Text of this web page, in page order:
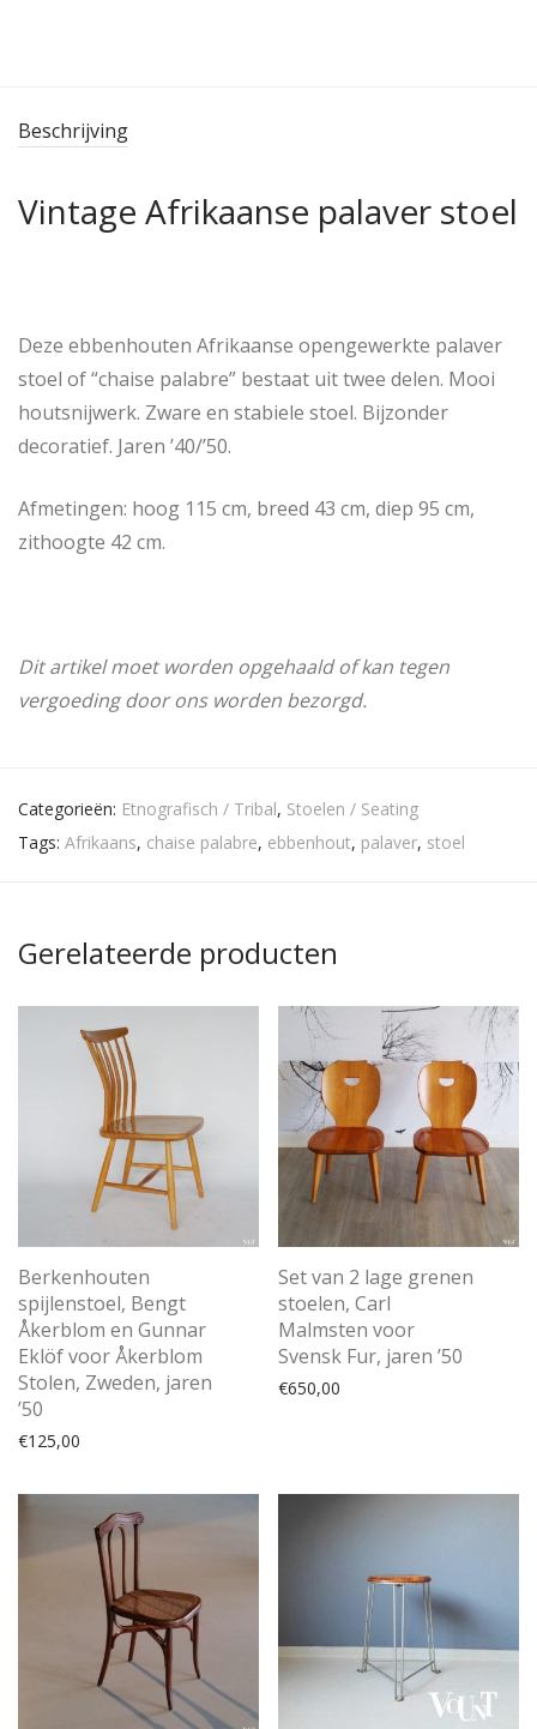
Beschrijving
Vintage Afrikaanse palaver stoel
Deze ebbenhouten Afrikaanse opengewerkte palaver
stoel of “chaise palabre” bestaat uit twee delen. Mooi
houtsnijwerk. Zware en stabiele stoel. Bijzonder
decoratief. Jaren ’40/’50.
Afmetingen: hoog 115 cm, breed 43 cm, diep 95 cm,
zithoogte 42 cm.
Dit artikel moet worden opgehaald of kan tegen
vergoeding door ons worden bezorgd.
Categorieën: Etnografisch / Tribal, Stoelen / Seating
Tags: Afrikaans, chaise palabre, ebbenhout, palaver, stoel
Gerelateerde producten
Berkenhouten
spijlenstoel, Bengt
Åkerblom en Gunnar
Eklöf voor Åkerblom
Stolen, Zweden, jaren
’50
€125,00
Set van 2 lage grenen
stoelen, Carl
Malmsten voor
Svensk Fur, jaren ’50
€650,00